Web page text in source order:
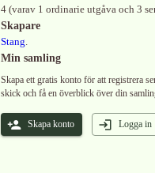
4 (varav 1 ordinarie utgåva och 3
Skapare
Stang.
Min samling
Skapa ett gratis konto för att registrera
skick och få en överblick över din
Skapa konto Logga in